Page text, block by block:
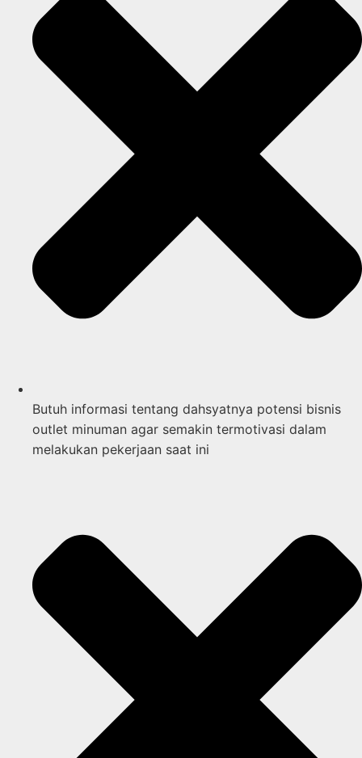
Butuh informasi tentang dahsyatnya potensi bisnis
outlet minuman agar semakin termotivasi dalam
melakukan pekerjaan saat ini